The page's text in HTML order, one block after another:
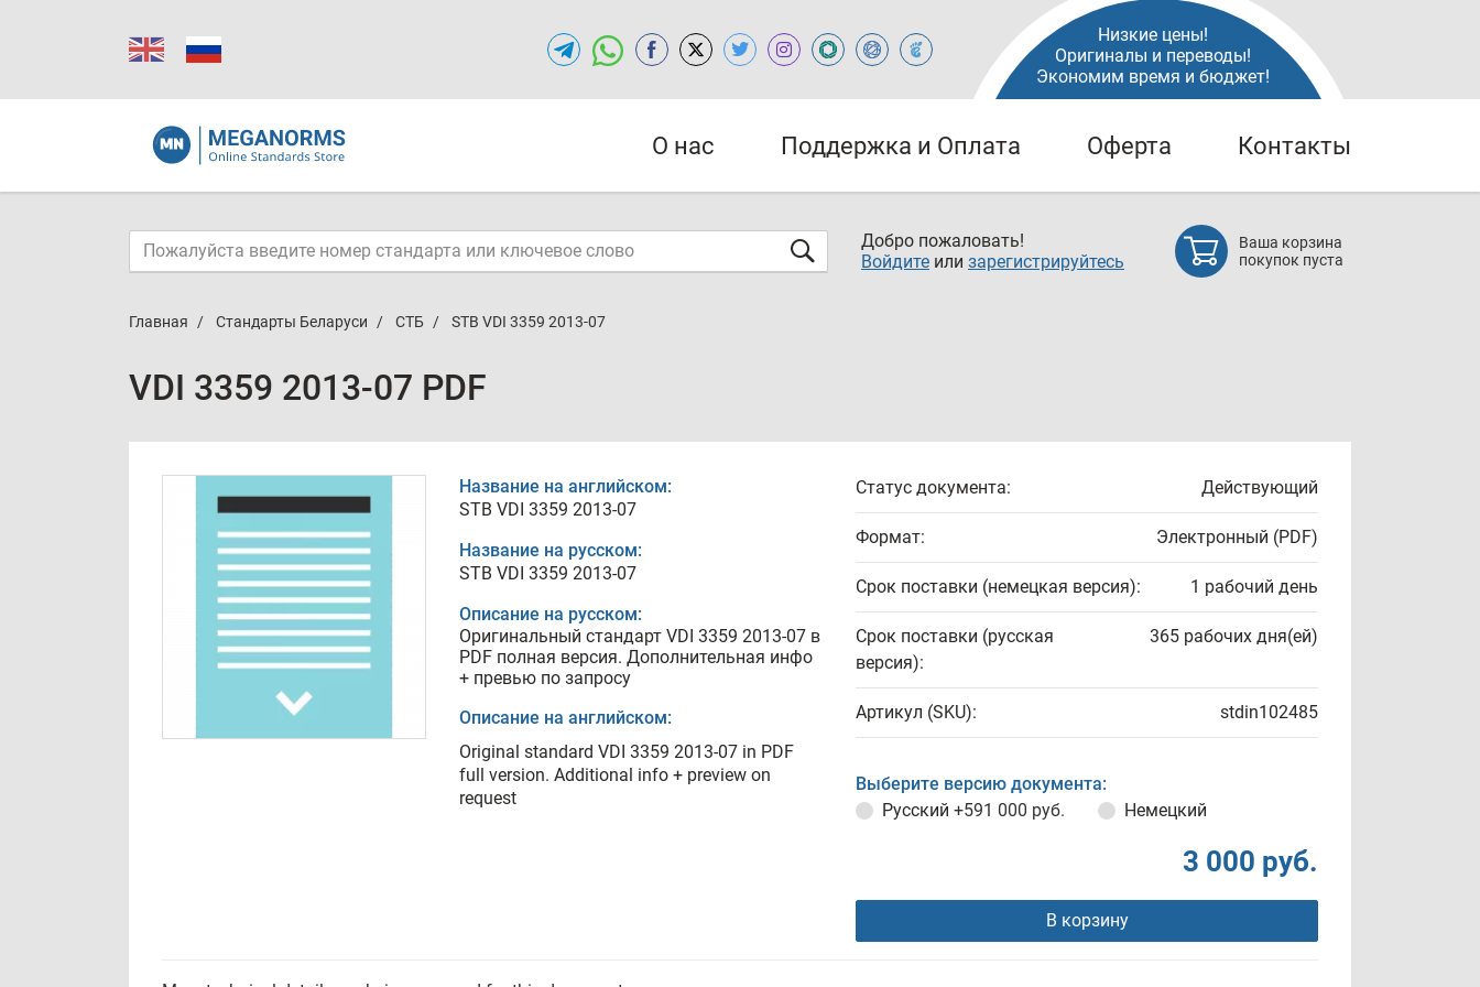
Низкие цены!
Оригиналы и переводы!
Экономим время и бюджет!
О нас Поддержка и Оплата Оферта Контакты
Добро пожаловать!
Войдите или зарегистрируйтесь
Ваша корзина
покупок пуста
Главная Стандарты Беларуси СТБ STB VDI 3359 2013-07
VDI 3359 2013-07 PDF
Название на английском:
STB VDI 3359 2013-07
Название на русском:
STB VDI 3359 2013-07
Описание на русском:
Оригинальный стандарт VDI 3359 2013-07 в
PDF полная версия. Дополнительная инфо
+ превью по запросу
Описание на английском:
Original standard VDI 3359 2013-07 in PDF
full version. Additional info + preview on
request
Статус документа: Действующий
Формат: Электронный (PDF)
Срок поставки (немецкая версия): 1 рабочий день
Срок поставки (русская
версия):
365 рабочих дня(ей)
Артикул (SKU): stdin102485
Выберите версию документа:
Русский +591 000 руб. Немецкий
3 000 руб.
В корзину